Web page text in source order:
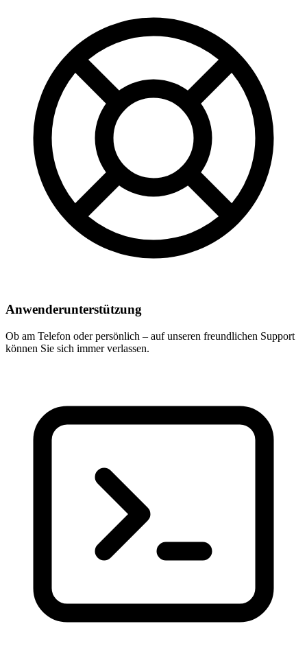
Anwenderunterstützung
Ob am Telefon oder persönlich – auf unseren freundlichen Support
können Sie sich immer verlassen.